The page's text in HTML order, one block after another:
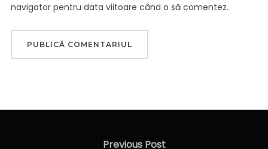
navigator pentru data viitoare când o să comentez.
Navigare
Previous
Previous Post